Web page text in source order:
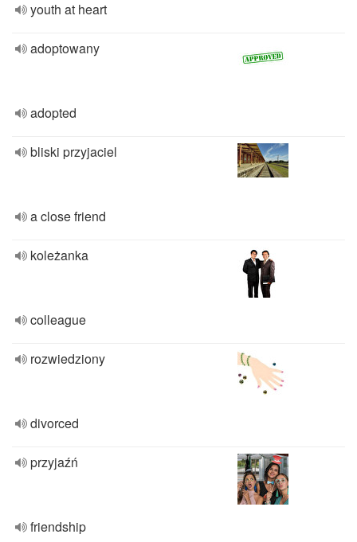
youth at heart
adoptowany
adopted
bliski przyjaciel
a close friend
koleżanka
colleague
rozwiedziony
divorced
przyjaźń
friendship